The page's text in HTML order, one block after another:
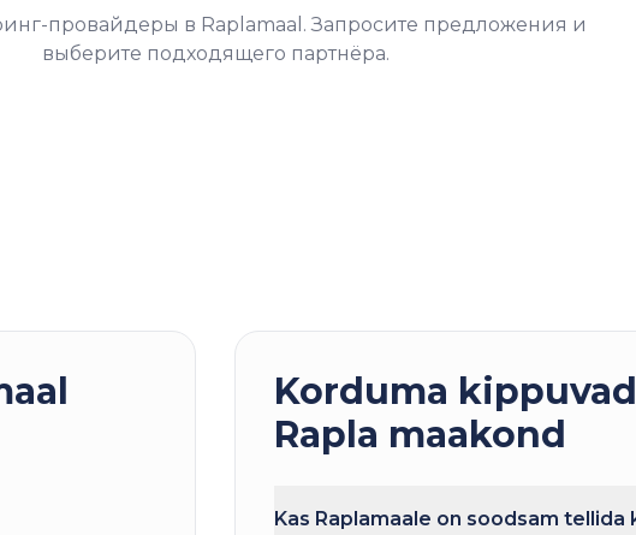
провайдеры в Raplamaal. Запросите предложения и
выберите подходящего партнёра.
Korduma
Rapla maakond
Kas Raplamaale on soodsam